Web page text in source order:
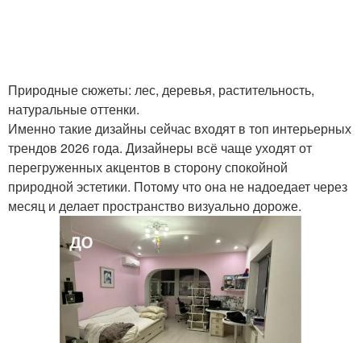
Природные сюжеты: лес, деревья, растительность,
натуральные оттенки.
Именно такие дизайны сейчас входят в топ интерьерных
трендов 2026 года. Дизайнеры всё чаще уходят от
перегруженных акцентов в сторону спокойной
природной эстетики. Потому что она не надоедает через
месяц и делает пространство визуально дороже.